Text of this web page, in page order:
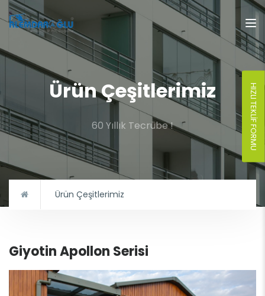
Ürün Çeşitlerimiz
60 Yıllık Tecrübe !
Ürün Çeşitlerimiz
Giyotin Apollon Serisi
HIZLI TEKLIF FORMU